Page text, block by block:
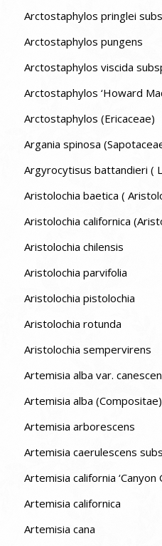
Arctostaphylos pringlei
Arctostaphylos pungens
Arctostaphylos viscida
Arctostaphylos
Arctostaphylos (Ericaceae)
Argania spinosa
Argyrocytisus battandieri (
Aristolochia baetica (
Aristolochia californica
Aristolochia chilensis
Aristolochia parvifolia
Aristolochia pistolochia
Aristolochia rotunda
Aristolochia sempervirens
Artemisia alba var.
Artemisia alba (Compositae)
Artemisia arborescens
Artemisia caerulescens
Artemisia california ‘Canyon
Artemisia californica
Artemisia cana